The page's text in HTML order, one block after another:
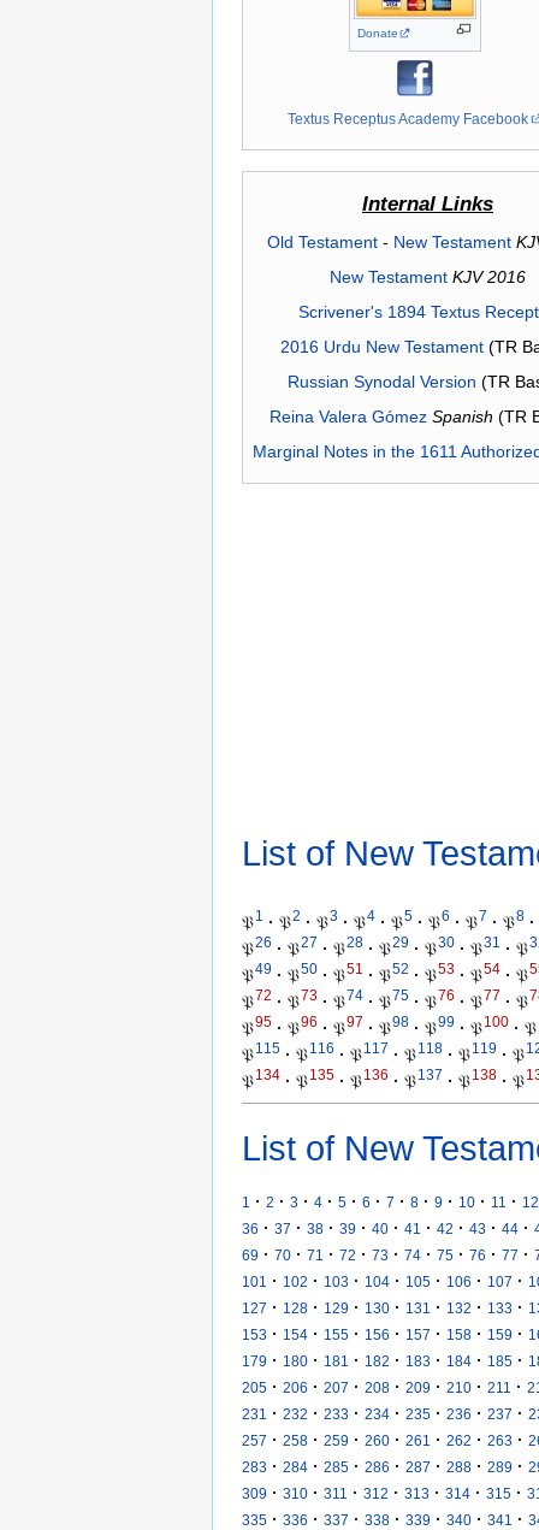
Donate
Textus Receptus Academy Facebook
Internal Links
Old Testament- New Testament
New Testament KJV 2016
Scrivener's 1894 Textus
2016 Urdu New Testament(TR
Russian Synodal Version (TR
Reina Valera Gómez Spanish (TR
Marginal Notes in the 1611
List of New
𝔓1 · 𝔓2 · 𝔓3 · 𝔓4 · 𝔓5 · 𝔓6 · 𝔓7 · 𝔓8 ·
𝔓26 · 𝔓27 · 𝔓28 · 𝔓29 · 𝔓30 · 𝔓31 · 𝔓
𝔓49 · 𝔓50 · 𝔓51 · 𝔓52 · 𝔓53 · 𝔓54 · 𝔓
𝔓72 · 𝔓73 · 𝔓74 · 𝔓75 · 𝔓76 · 𝔓77 · 𝔓
𝔓95 · 𝔓96 · 𝔓97 · 𝔓98 · 𝔓99 · 𝔓100 · 𝔓
𝔓115 · 𝔓116 · 𝔓117 · 𝔓118 · 𝔓119 · 𝔓
𝔓134 · 𝔓135 · 𝔓136 · 𝔓137 · 𝔓138 · 𝔓
List of New
1 · 2 · 3 · 4 · 5 · 6 · 7 · 8 · 9 · 10 · 11 · 12
36 · 37 · 38 · 39 · 40 · 41 · 42 · 43 · 44 ·
69 · 70 · 71 · 72 · 73 · 74 · 75 · 76 · 77 ·
101
· 102 · 103 · 104 · 105 · 106 · 107 ·
127 · 128 · 129 · 130 · 131 · 132 · 133 ·
153 · 154 · 155 · 156 · 157 · 158 · 159 ·
179 · 180 · 181 · 182 · 183 · 184 · 185 ·
205 · 206 · 207 · 208 · 209 · 210 · 211 ·
231
· 232 · 233 · 234 · 235 · 236 · 237 ·
257 · 258 · 259 · 260 · 261 · 262 · 263 ·
283 · 284 · 285 · 286 · 287 · 288 · 289 ·
309 · 310 · 311 · 312 · 313 · 314 · 315 ·
335 · 336 · 337 · 338 · 339 · 340 · 341 ·